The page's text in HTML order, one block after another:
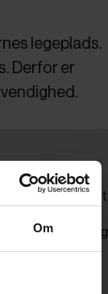
Om
legeplads.
Derfor er
folk. Vi har suget
med
både foran og bag
det
bar.